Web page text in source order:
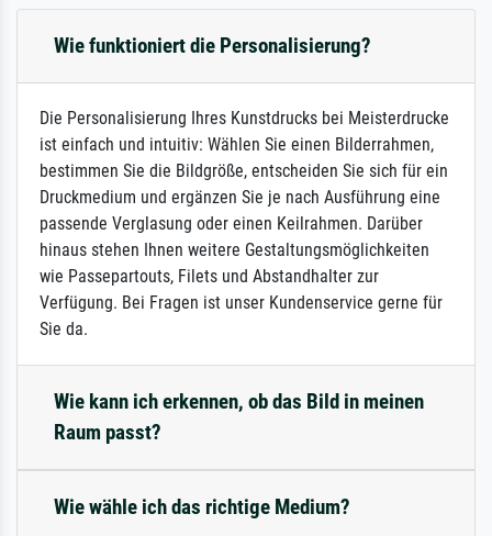
Wie funktioniert die Personalisierung?
Die Personalisierung Ihres Kunstdrucks bei Meisterdrucke
ist einfach und intuitiv: Wählen Sie einen Bilderrahmen,
bestimmen Sie die Bildgröße, entscheiden Sie sich für ein
Druckmedium und ergänzen Sie je nach Ausführung eine
passende Verglasung oder einen Keilrahmen. Darüber
hinaus stehen Ihnen weitere Gestaltungsmöglichkeiten
wie Passepartouts, Filets und Abstandhalter zur
Verfügung. Bei Fragen ist unser Kundenservice gerne für
Sie da.
Wie kann ich erkennen, ob das Bild in meinen
Raum passt?
Wie wähle ich das richtige Medium?